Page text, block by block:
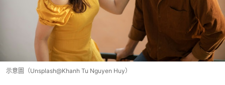
示意圖（Unsplash@Khanh Tu Nguyen Huy）